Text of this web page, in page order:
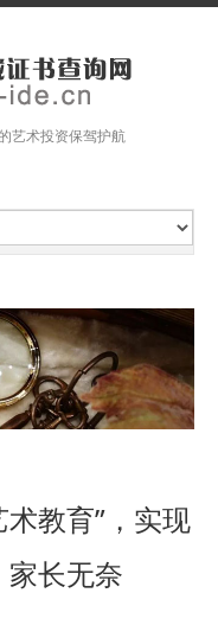
艺术投资保驾护航
教育”，实现
家长无奈